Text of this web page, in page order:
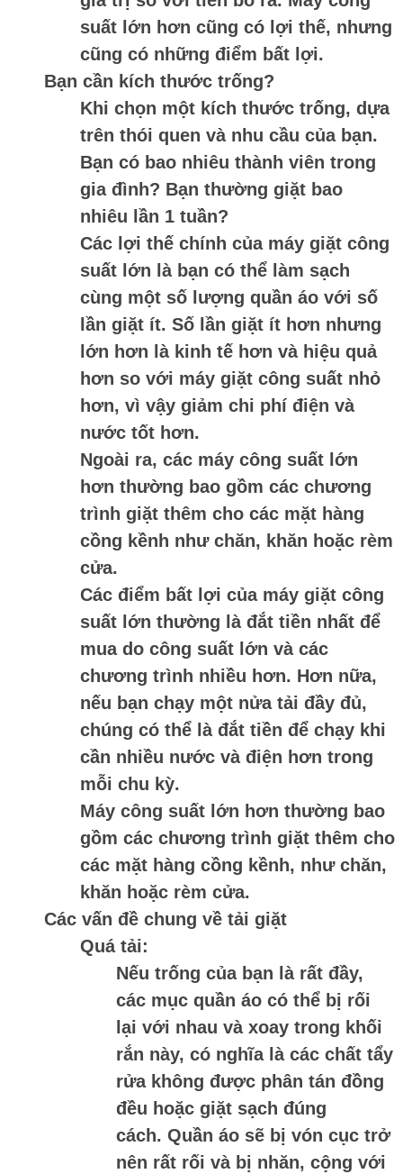
suất lớn hơn cũng có lợi thế, nhưng
cũng có những điểm bất lợi.
Bạn cần kích thước trống?
Khi chọn một kích thước trống, dựa
trên thói quen và nhu cầu của bạn.
Bạn có bao nhiêu thành viên trong
gia đình? Bạn thường giặt bao
nhiêu lần 1 tuần?
Các lợi thế chính của máy giặt công
suất lớn là bạn có thể làm sạch
cùng một số lượng quần áo với số
lần giặt ít. Số lần giặt ít hơn nhưng
lớn hơn là kinh tế hơn và hiệu quả
hơn so với máy giặt công suất nhỏ
hơn, vì vậy giảm chi phí điện và
nước tốt hơn.
Ngoài ra, các máy công suất lớn
hơn thường bao gồm các chương
trình giặt thêm cho các mặt hàng
cồng kềnh như chăn, khăn hoặc rèm
cửa.
Các điểm bất lợi của máy giặt công
suất lớn thường là đắt tiền nhất để
mua do công suất lớn và các
chương trình nhiều hơn. Hơn nữa,
nếu bạn chạy một nửa tải đầy đủ,
chúng có thể là đắt tiền để chạy khi
cần nhiều nước và điện hơn trong
mỗi chu kỳ.
Máy công suất lớn hơn thường bao
gồm các chương trình giặt thêm cho
các mặt hàng cồng kềnh, như chăn,
khăn hoặc rèm cửa.
Các vấn đề chung về tải giặt
Quá tải:
Nếu trống của bạn là rất đầy,
các mục quần áo có thể bị rối
lại với nhau và xoay trong khối
rắn này, có nghĩa là các chất tẩy
rửa không được phân tán đồng
đều hoặc giặt sạch đúng
cách. Quần áo sẽ bị vón cục trở
nên rất rối và bị nhăn, cộng với